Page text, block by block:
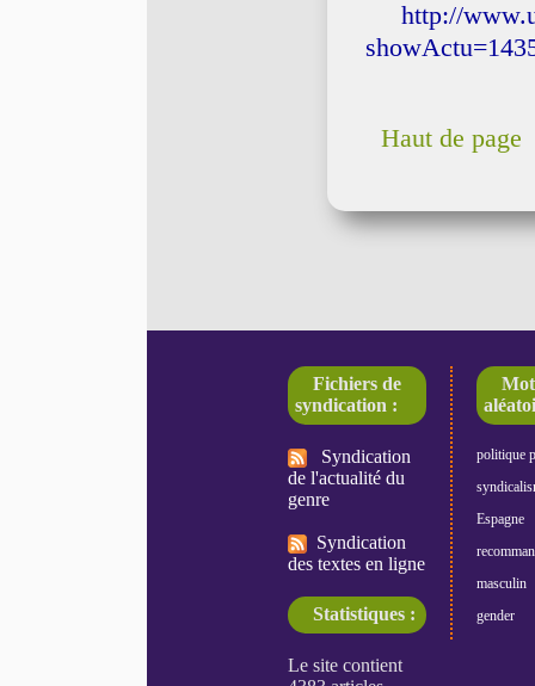
http://
Haut de page
Fichiers de
syndication :
Syndication
de l'actualité du
genre
Syndication
des textes en ligne
Statistiques :
politique
Espagne
masculin
gender